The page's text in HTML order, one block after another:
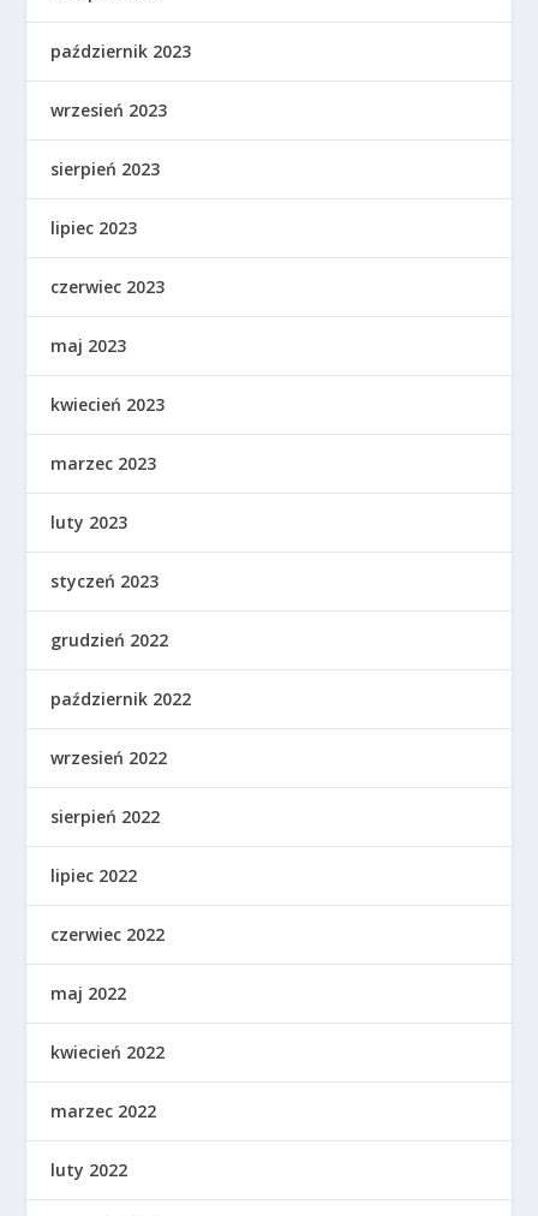
październik 2023
wrzesień 2023
sierpień 2023
lipiec 2023
czerwiec 2023
maj 2023
kwiecień 2023
marzec 2023
luty 2023
styczeń 2023
grudzień 2022
październik 2022
wrzesień 2022
sierpień 2022
lipiec 2022
czerwiec 2022
maj 2022
kwiecień 2022
marzec 2022
luty 2022